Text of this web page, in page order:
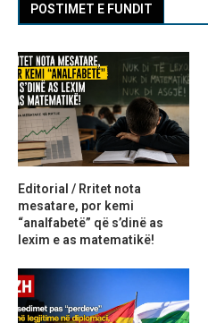
POSTIMET E FUNDIT
Editorial / Rritet nota
mesatare, por kemi
“analfabetë” që s’dinë as
lexim e as matematikë!